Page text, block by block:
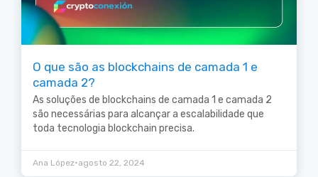
O que são as blockchains de camada 1 e
camada 2?
As soluções de blockchains de camada 1 e camada 2
são necessárias para alcançar a escalabilidade que
toda tecnologia blockchain precisa.
Ana López•agosto 22, 2024